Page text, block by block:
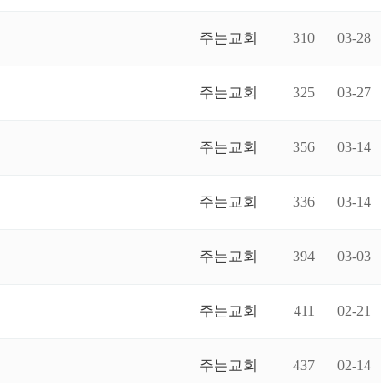
주는교회 310 03-28
주는교회 325 03-27
주는교회 356 03-14
주는교회 336 03-14
주는교회 394 03-03
주는교회 411 02-21
주는교회 437 02-14